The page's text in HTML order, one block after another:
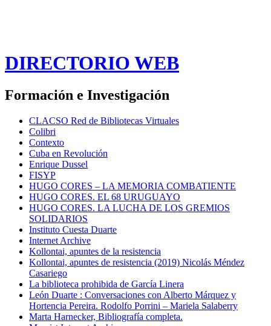
DIRECTORIO WEB
Formación e Investigación
CLACSO Red de Bibliotecas Virtuales
Colibri
Contexto
Cuba en Revolución
Enrique Dussel
FISYP
HUGO CORES – LA MEMORIA COMBATIENTE
HUGO CORES. EL 68 URUGUAYO
HUGO CORES. LA LUCHA DE LOS GREMIOS
SOLIDARIOS
Instituto Cuesta Duarte
Internet Archive
Kollontai, apuntes de la resistencia
Kollontai, apuntes de resistencia (2019) Nicolás Méndez
Casariego
La biblioteca prohibida de García Linera
León Duarte : Conversaciones con Alberto Márquez y
Hortencia Pereira. Rodolfo Porrini – Mariela Salaberry
Marta Harnecker, Bibliografía completa.